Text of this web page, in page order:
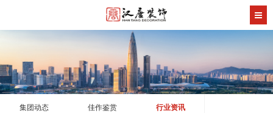
集团动态 佳作鉴赏 行业资讯